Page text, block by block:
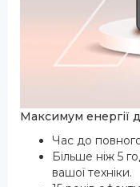
Максимум енергії
Час до
Більше ніж 5
вашої техніки.